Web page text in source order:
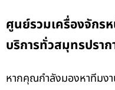
ศูนย์รวมเครื่องจักร
บริการทั่วสมุทรปราก
หากคุณกำลังมองหาทีมง